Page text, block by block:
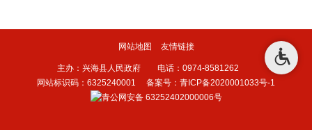
网站地图 友情链接
主办：兴海县人民政府 电话：0974-8581262
网站标识码：6325240001 备案号：青ICP备2020001033号-1
青公网安备 63252402000006号